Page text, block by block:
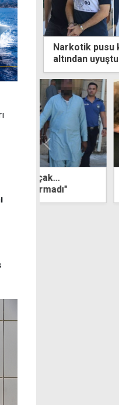
Narkotik pusu
altından
AB Temsilcisi
Hristodulidis